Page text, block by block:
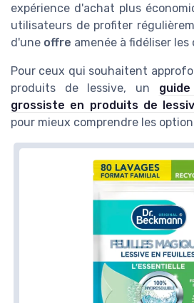
expérience d'achat plus
utilisateurs de profiter
d'une offre amenée à fidéliser les
Pour ceux qui souhaitent
produits de lessive, un
grossiste en produits de
pour mieux comprendre les